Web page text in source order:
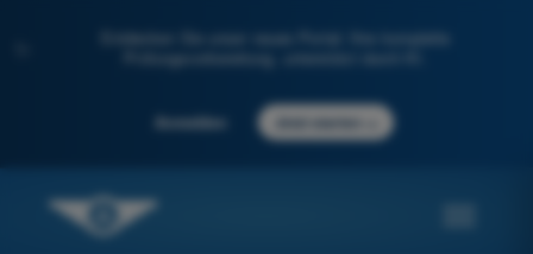
Entdecken Sie unser neues Portal: Ihre komplette
Prüfungsvorbereitung, unterstützt durch KI.
Anmelden Jetzt starten